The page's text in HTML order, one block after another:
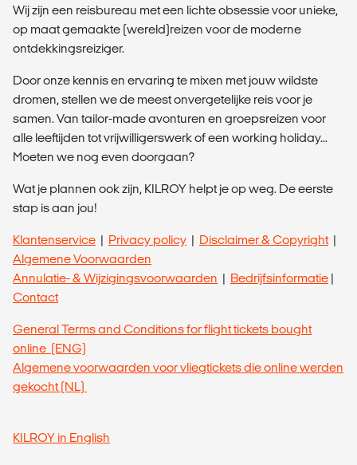
Wij zijn een reisbureau met een lichte obsessie voor unieke,
op maat gemaakte (wereld)reizen voor de moderne
ontdekkingsreiziger.
Door onze kennis en ervaring te mixen met jouw wildste
dromen, stellen we de meest onvergetelijke reis voor je
samen. Van tailor-made avonturen en groepsreizen voor
alle leeftijden tot vrijwilligerswerk of een working holiday...
Moeten we nog even doorgaan?
Wat je plannen ook zijn, KILROY helpt je op weg. De eerste
stap is aan jou!
Klantenservice | Privacy policy | Disclaimer & Copyright|
Algemene Voorwaarden
Annulatie- & Wijzigingsvoorwaarden | Bedrijfsinformatie |
Contact
General Terms and Conditions for flight tickets bought
online (ENG)
Algemene voorwaarden voor vliegtickets die online werden
gekocht (NL)
KILROY in English